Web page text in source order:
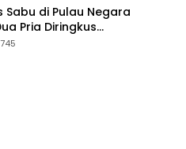
Sabu di Pulau Negara
Pria Diringkus